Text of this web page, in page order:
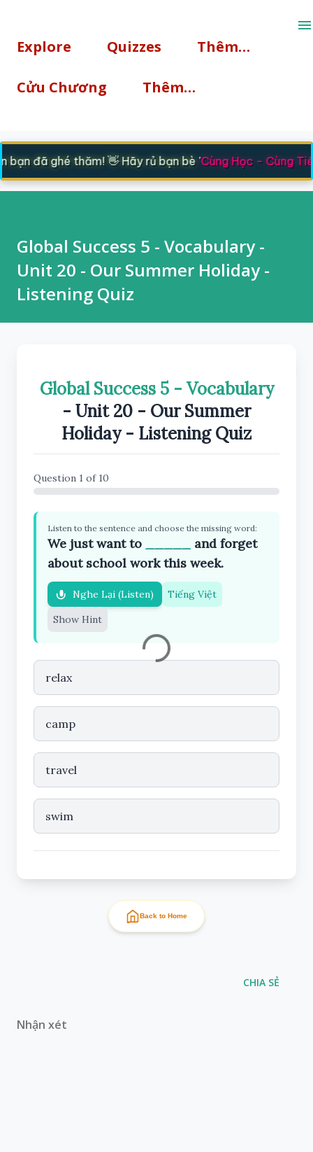
Explore Quizzes Thêm…
Cửu Chương Thêm…
bạn đã ghé thăm! 👋 Hãy rủ bạn bè 'Cùng Học - Cùng
Global Success 5 - Vocabulary -
Unit 20 - Our Summer Holiday -
Listening Quiz
Global Success 5 - Vocabulary
- Unit 20 - Our Summer
Holiday - Listening Quiz
Question 1 of 10
Listen to the sentence and choose the missing word:
We just want to
and forget
about school work this week.
Nghe Lại (Listen)
Tiếng Việt
Show Hint
relax
camp
travel
swim
Back to Home
CHIA SẺ
Nhận xét